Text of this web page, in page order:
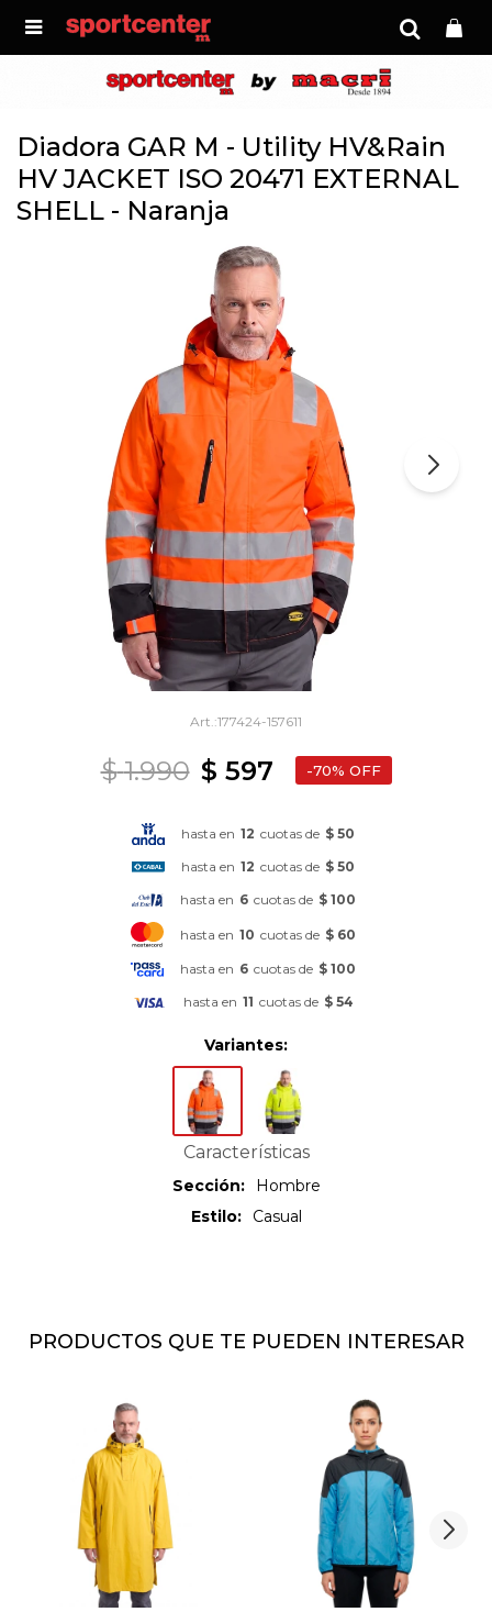

Diadora GAR M - Utility HV&Rain
HV JACKET ISO 20471 EXTERNAL
SHELL - Naranja
177424-157611
$ 597
$ 1.990 70
hasta en 12 cuotas de $ 50
hasta en 12 cuotas de $ 50
hasta en 6 cuotas de $ 100
hasta en 10 cuotas de $ 60
hasta en 6 cuotas de $ 100
hasta en 11 cuotas de $ 54
Variantes:
Características
Sección
Hombre
Estilo
Casual
PRODUCTOS QUE TE PUEDEN INTERESAR